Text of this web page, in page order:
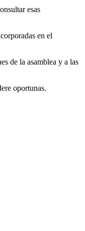
esas
en el
de la asamblea y a las
oportunas.